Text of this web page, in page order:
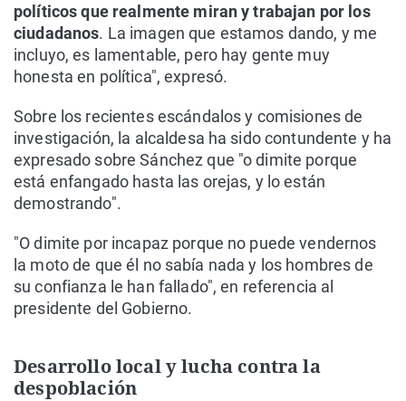
políticos que realmente miran y trabajan por los
ciudadanos. La imagen que estamos dando, y me
incluyo, es lamentable, pero hay gente muy
honesta en política", expresó.
Sobre los recientes escándalos y comisiones de
investigación, la alcaldesa ha sido contundente y ha
expresado sobre Sánchez que "o dimite porque
está enfangado hasta las orejas, y lo están
demostrando".
"O dimite por incapaz porque no puede vendernos
la moto de que él no sabía nada y los hombres de
su confianza le han fallado", en referencia al
presidente del Gobierno.
Desarrollo local y lucha contra la
despoblación